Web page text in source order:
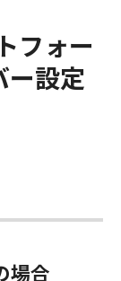
フォー
ー設定
場合